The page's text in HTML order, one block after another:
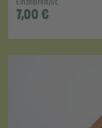
7,00€